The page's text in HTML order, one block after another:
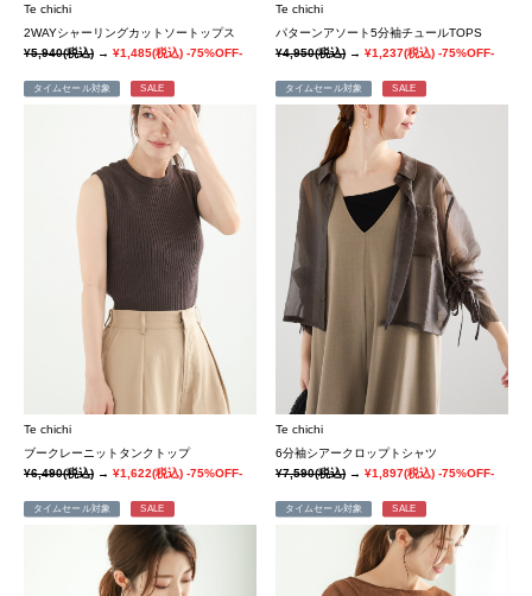
Te chichi
2WAYシャーリングカットソートップス
¥5,940(税込) → ¥1,485(税込) -75%OFF-
Te chichi
パターンアソート5分袖チュールTOPS
¥4,950(税込)→¥1,237(税込) -75%OFF-
タイムセール対象 SALE
Te chichi
ブークレーニットタンクトップ
¥6,490(税込) → ¥1,622(税込) -75%OFF-
タイムセール対象 SALE
Te chichi
6分袖シアークロップトシャツ
¥7,590(税込)→¥1,897(税込) -75%OFF-
タイムセール対象 SALE タイムセール対象 SALE